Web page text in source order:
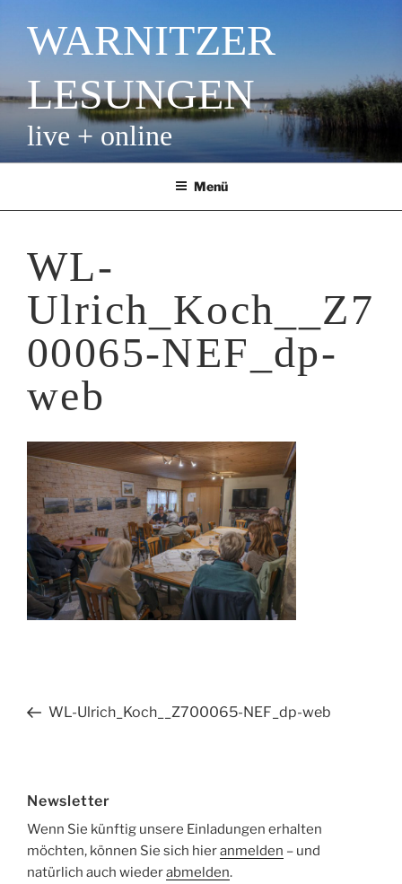
Inhalt
springenWARNITZER
LESUNGEN
live + online
Menü
WL-
Ulrich_Koch__Z7
00065-NEF_dp-
web
Beitragsnavigation
Vorheriger
WL-Ulrich_Koch__Z700065-NEF_dp-web
Newsletter
Wenn Sie künftig unsere Einladungen erhalten
möchten, können Sie sich hieranmelden – und
natürlich auch wiederabmelden.